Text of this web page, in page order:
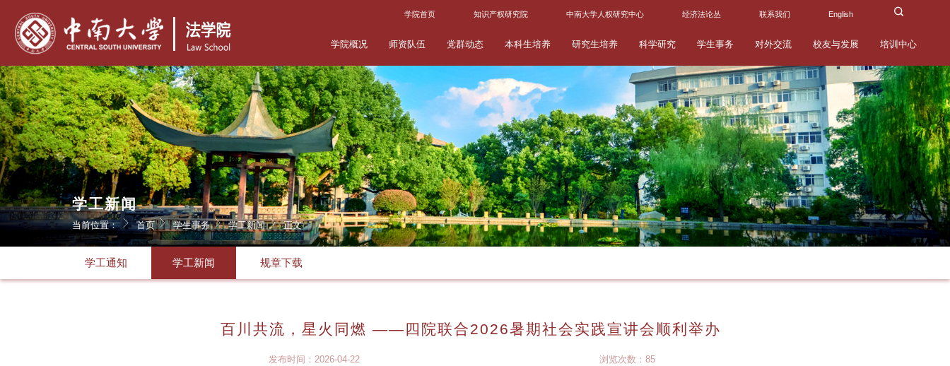
学院首页 知识产权研究院 中南大学人权研究中心 经济法论丛 联系我们 English
学院概况 师资队伍 党群动态 本科生培养 研究生培养 科学研究 学生事务 对外交流 校友与发展 培训中心
学工新闻
当前位置： 首页 学生事务 学工新闻 正文
学工通知 学工新闻 规章下载
百川共流，星火同燃 ——四院联合2026暑期社会实践宣讲会顺利举办
发布时间：2026-04-22 浏览次数： 85